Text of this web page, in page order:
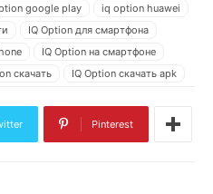
google play
iq option huawei
IQ Option для смартфона
IQ Option на смартфоне
скачать
IQ Option скачать apk
IQ Option
Option
Pinterest